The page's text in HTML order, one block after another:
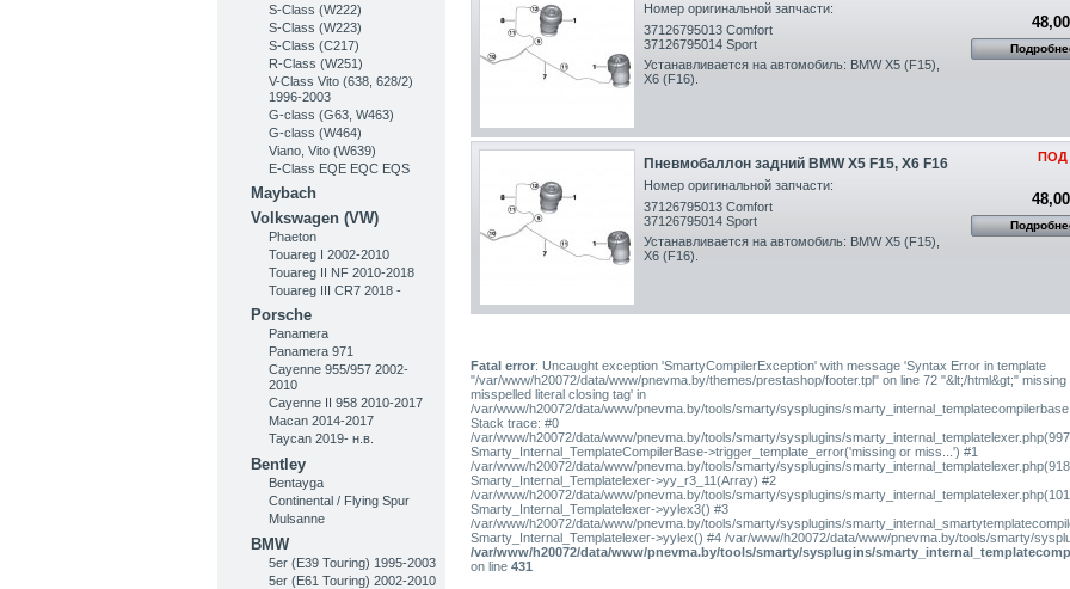
S-Class (W222)
S-Class (W223)
S-Class (C217)
R-Class (W251)
V-Class Vito (638, 628/2)
1996-2003
G-class (G63, W463)
G-class (W464)
Viano, Vito (W639)
E-Class EQE EQC EQS
Maybach
Volkswagen (VW)
Phaeton
Touareg I 2002-2010
Touareg II NF 2010-2018
Touareg III CR7 2018 -
Porsche
Panamera
Panamera 971
Cayenne 955/957 2002-
2010
Cayenne II 958 2010-2017
Macan 2014-2017
Taycan 2019- н.в.
Bentley
Bentayga
Continental / Flying Spur
Mulsanne
BMW
5er (E39 Touring) 1995-2003
5er (E61 Touring) 2002-2010
Номер оригинальной запчасти:
37126795013 Comfort
37126795014 Sport
Устанавливается на автомобиль: BMW X5 (F15),
X6 (F16)
Пневмобаллон задний BMW X5 F15, X6 F16
Номер оригинальной запчасти:
37126795013 Comfort
37126795014 Sport
Устанавливается на автомобиль: BMW X5 (F15),
X6 (F16).
ПОД
Fatal error: Uncaught exception 'SmartyCompilerException' with message 'Syntax Error in template
"/var/www/h20072/data/www/pnevma.by/themes/prestashop/footer.tpl" on line 72 "&lt;/html&gt;" missing
misspelled literal closing tag' in
/var/www/h20072/data/www/pnevma.by/tools/smarty/sysplugins/
Stack trace: #0
/var/www/h20072/data/www/pnevma.by/tools/smarty/sysplugins/
Smarty_Internal_TemplateCompilerBase->trigger_template_error('missing or miss...') #1
/var/www/h20072/data/www/pnevma.by/tools/smarty/sysplugins/
Smarty_Internal_Templatelexer->yy_r3_11(Array) #2
/var/www/h20072/data/www/pnevma.by/tools/smarty/sysplugins/
Smarty_Internal_Templatelexer->yylex3() #3
/var/www/h20072/data/www/pnevma.by/tools/smarty/sysplugins/
Smarty_Internal_Templatelexer->yylex() #4 /var/www/h20072/data/www/pnevma.by/tools/smarty/
/var/www/h20072/data/www/pnevma.by/tools/smarty/sysplugins/
on line 431